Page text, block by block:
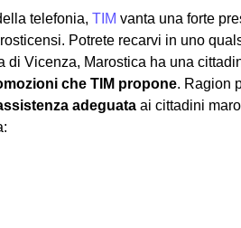
telefonia, TIM vanta una forte
Potrete recarvi in uno
di Vicenza, Marostica ha una
che TIM propone. Ragion
adeguata ai cittadini